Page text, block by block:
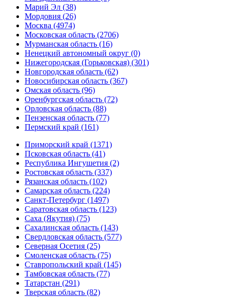
Марий Эл (38)
Мордовия (26)
Москва (4974)
Московская область (2706)
Мурманская область (16)
Ненецкий автономный округ (0)
Нижегородская (Горьковская) (301)
Новгородская область (62)
Новосибирская область (367)
Омская область (96)
Оренбургская область (72)
Орловская область (88)
Пензенская область (77)
Пермский край (161)
Приморский край (1371)
Псковская область (41)
Республика Ингушетия (2)
Ростовская область (337)
Рязанская область (102)
Самарская область (224)
Санкт-Петербург (1497)
Саратовская область (123)
Саха (Якутия) (75)
Сахалинская область (143)
Свердловская область (577)
Северная Осетия (25)
Смоленская область (75)
Ставропольский край (145)
Тамбовская область (77)
Татарстан (291)
Тверская область (82)